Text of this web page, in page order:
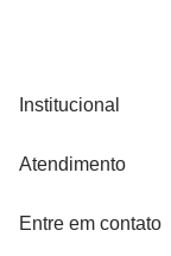
Institucional
Atendimento
Entre em contato